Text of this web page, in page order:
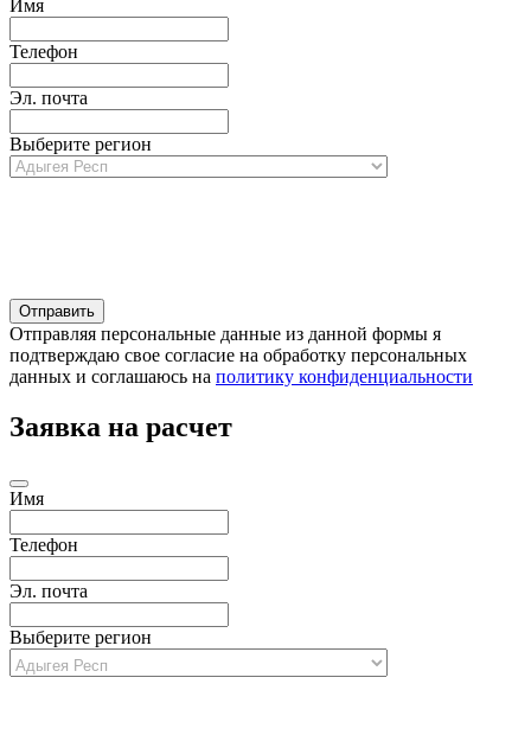
Имя
Телефон
Эл. почта
Выберите регион
Отправляя персональные данные из данной формы я
подтверждаю свое согласие на обработку персональных
данных и соглашаюсь на политику конфиденциальности
Заявка на расчет
Имя
Телефон
Эл. почта
Выберите регион